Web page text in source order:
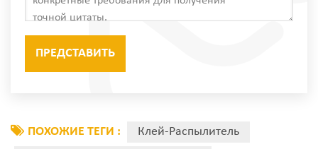
ПОХОЖИЕ ТЕГИ :
Клей-Распылитель